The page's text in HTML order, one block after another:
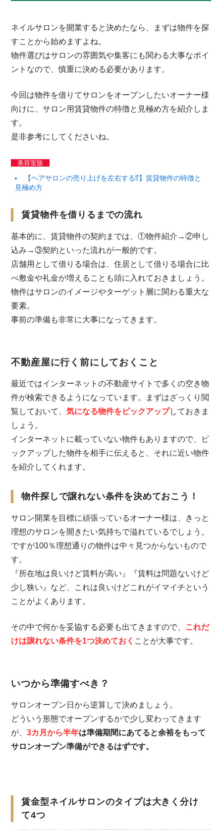
ネイルサロンを開業すると決めたなら、まずは物件を探
すことから始めますよね。
物件選びはサロンの雰囲気や集客にも関わる大事なポイ
ントなので、慎重に決める必要があります。
今回は物件を借りてサロンをオープンしたいオーナー様
向けに、サロン用賃貸物件の特徴と見極め方を紹介しま
す。
是非参考にしてくださいね。
美容室版
【ヘアサロンの売り上げを左右する⁉️】賃貸物件の特徴と
見極め方
賃貸物件を借りるまでの流れ
基本的に、賃貸物件の契約までは、①物件紹介→②申し
込み→③契約といった流れが一般的です。
店舗用として借りる場合は、住居として借りる場合に比
べ敷金や礼金が増えることも頭に入れておきましょう。
物件はサロンのイメージやターゲット層に関わる重大な
要素。
事前の準備も非常に大事になってきます。
不動産屋に行く前にしておくこと
最近ではインターネットの不動産サイトで多くの空き物
件が検索できるようになっています。まずはざっくり閲
覧しておいて、気になる物件をピックアップしておきま
しょう。
インターネットに載っていない物件もありますので、ピ
ックアップした物件を相手に伝えると、それに近い物件
を紹介してくれます。
物件探しで譲れない条件を決めておこう！
サロン開業を目標に頑張っているオーナー様は、きっと
理想のサロンを開きたい気持ちで溢れているでしょう。
ですが100％理想通りの物件は中々見つからないもので
す。
『所在地は良いけど賃料が高い』『賃料は問題ないけど
少し狭い』など、これは良いけどこれがイマイチという
ことがよくあります。
その中で何かを妥協する必要も出てきますので、 これだ
けは譲れない条件を1つ決めておく ことが大事です。
いつから準備すべき？
サロンオープン日から逆算して決めましょう。
どういう形態でオープンするかで少し変わってきます
が、3カ月から半年は準備期間にあてると余裕をもって
サロンオープン準備ができるはずです。
賃金型ネイルサロンのタイプは大きく分け
て4つ